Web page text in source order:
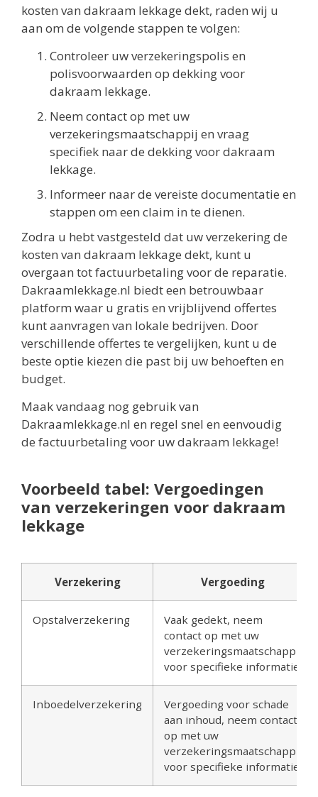
kosten van dakraam lekkage dekt, raden wij u
aan om de volgende stappen te volgen:
Controleer uw verzekeringspolis en
polisvoorwaarden op dekking voor
dakraam lekkage.
Neem contact op met uw
verzekeringsmaatschappij en vraag
specifiek naar de dekking voor dakraam
lekkage.
Informeer naar de vereiste documentatie en
stappen om een claim in te dienen.
Zodra u hebt vastgesteld dat uw verzekering de
kosten van dakraam lekkage dekt, kunt u
overgaan tot factuurbetaling voor de reparatie.
Dakraamlekkage.nl biedt een betrouwbaar
platform waar u gratis en vrijblijvend offertes
kunt aanvragen van lokale bedrijven. Door
verschillende offertes te vergelijken, kunt u de
beste optie kiezen die past bij uw behoeften en
budget.
Maak vandaag nog gebruik van
Dakraamlekkage.nl en regel snel en eenvoudig
de factuurbetaling voor uw dakraam lekkage!
Voorbeeld tabel: Vergoedingen
van verzekeringen voor dakraam
lekkage
Verzekering Vergoeding
Opstalverzekering
Vaak gedekt, neem
contact op met uw
verzekeringsmaatschappij
voor specifieke informatie
Inboedelverzekering
Vergoeding voor schade
aan inhoud, neem contact
op met uw
verzekeringsmaatschappij
voor specifieke informatie